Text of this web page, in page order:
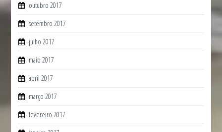
outubro 2017
setembro 2017
julho 2017
maio 2017
abril 2017
março 2017
fevereiro 2017